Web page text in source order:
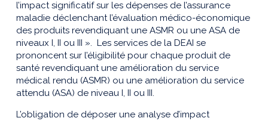
l’impact significatif sur les dépenses de l’assurance
maladie déclenchant l’évaluation médico-économique
des produits revendiquant une ASMR ou une ASA de
niveaux I, II ou III ».
Les services de la DEAI se
prononcent sur l’éligibilité pour chaque produit de
santé revendiquantune amélioration du service
médical rendu (ASMR) ou une amélioration du service
attendu (ASA) de niveau I, II ou III.
L’obligation de déposer une analyse d’impact